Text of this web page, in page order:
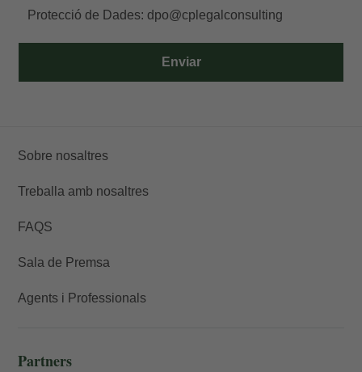
Enviar
Protecció de Dades:dpo@cplegalconsulting
Sobre nosaltres
Treballa amb nosaltres
FAQS
Sala de Premsa
Agents i Professionals
Partners